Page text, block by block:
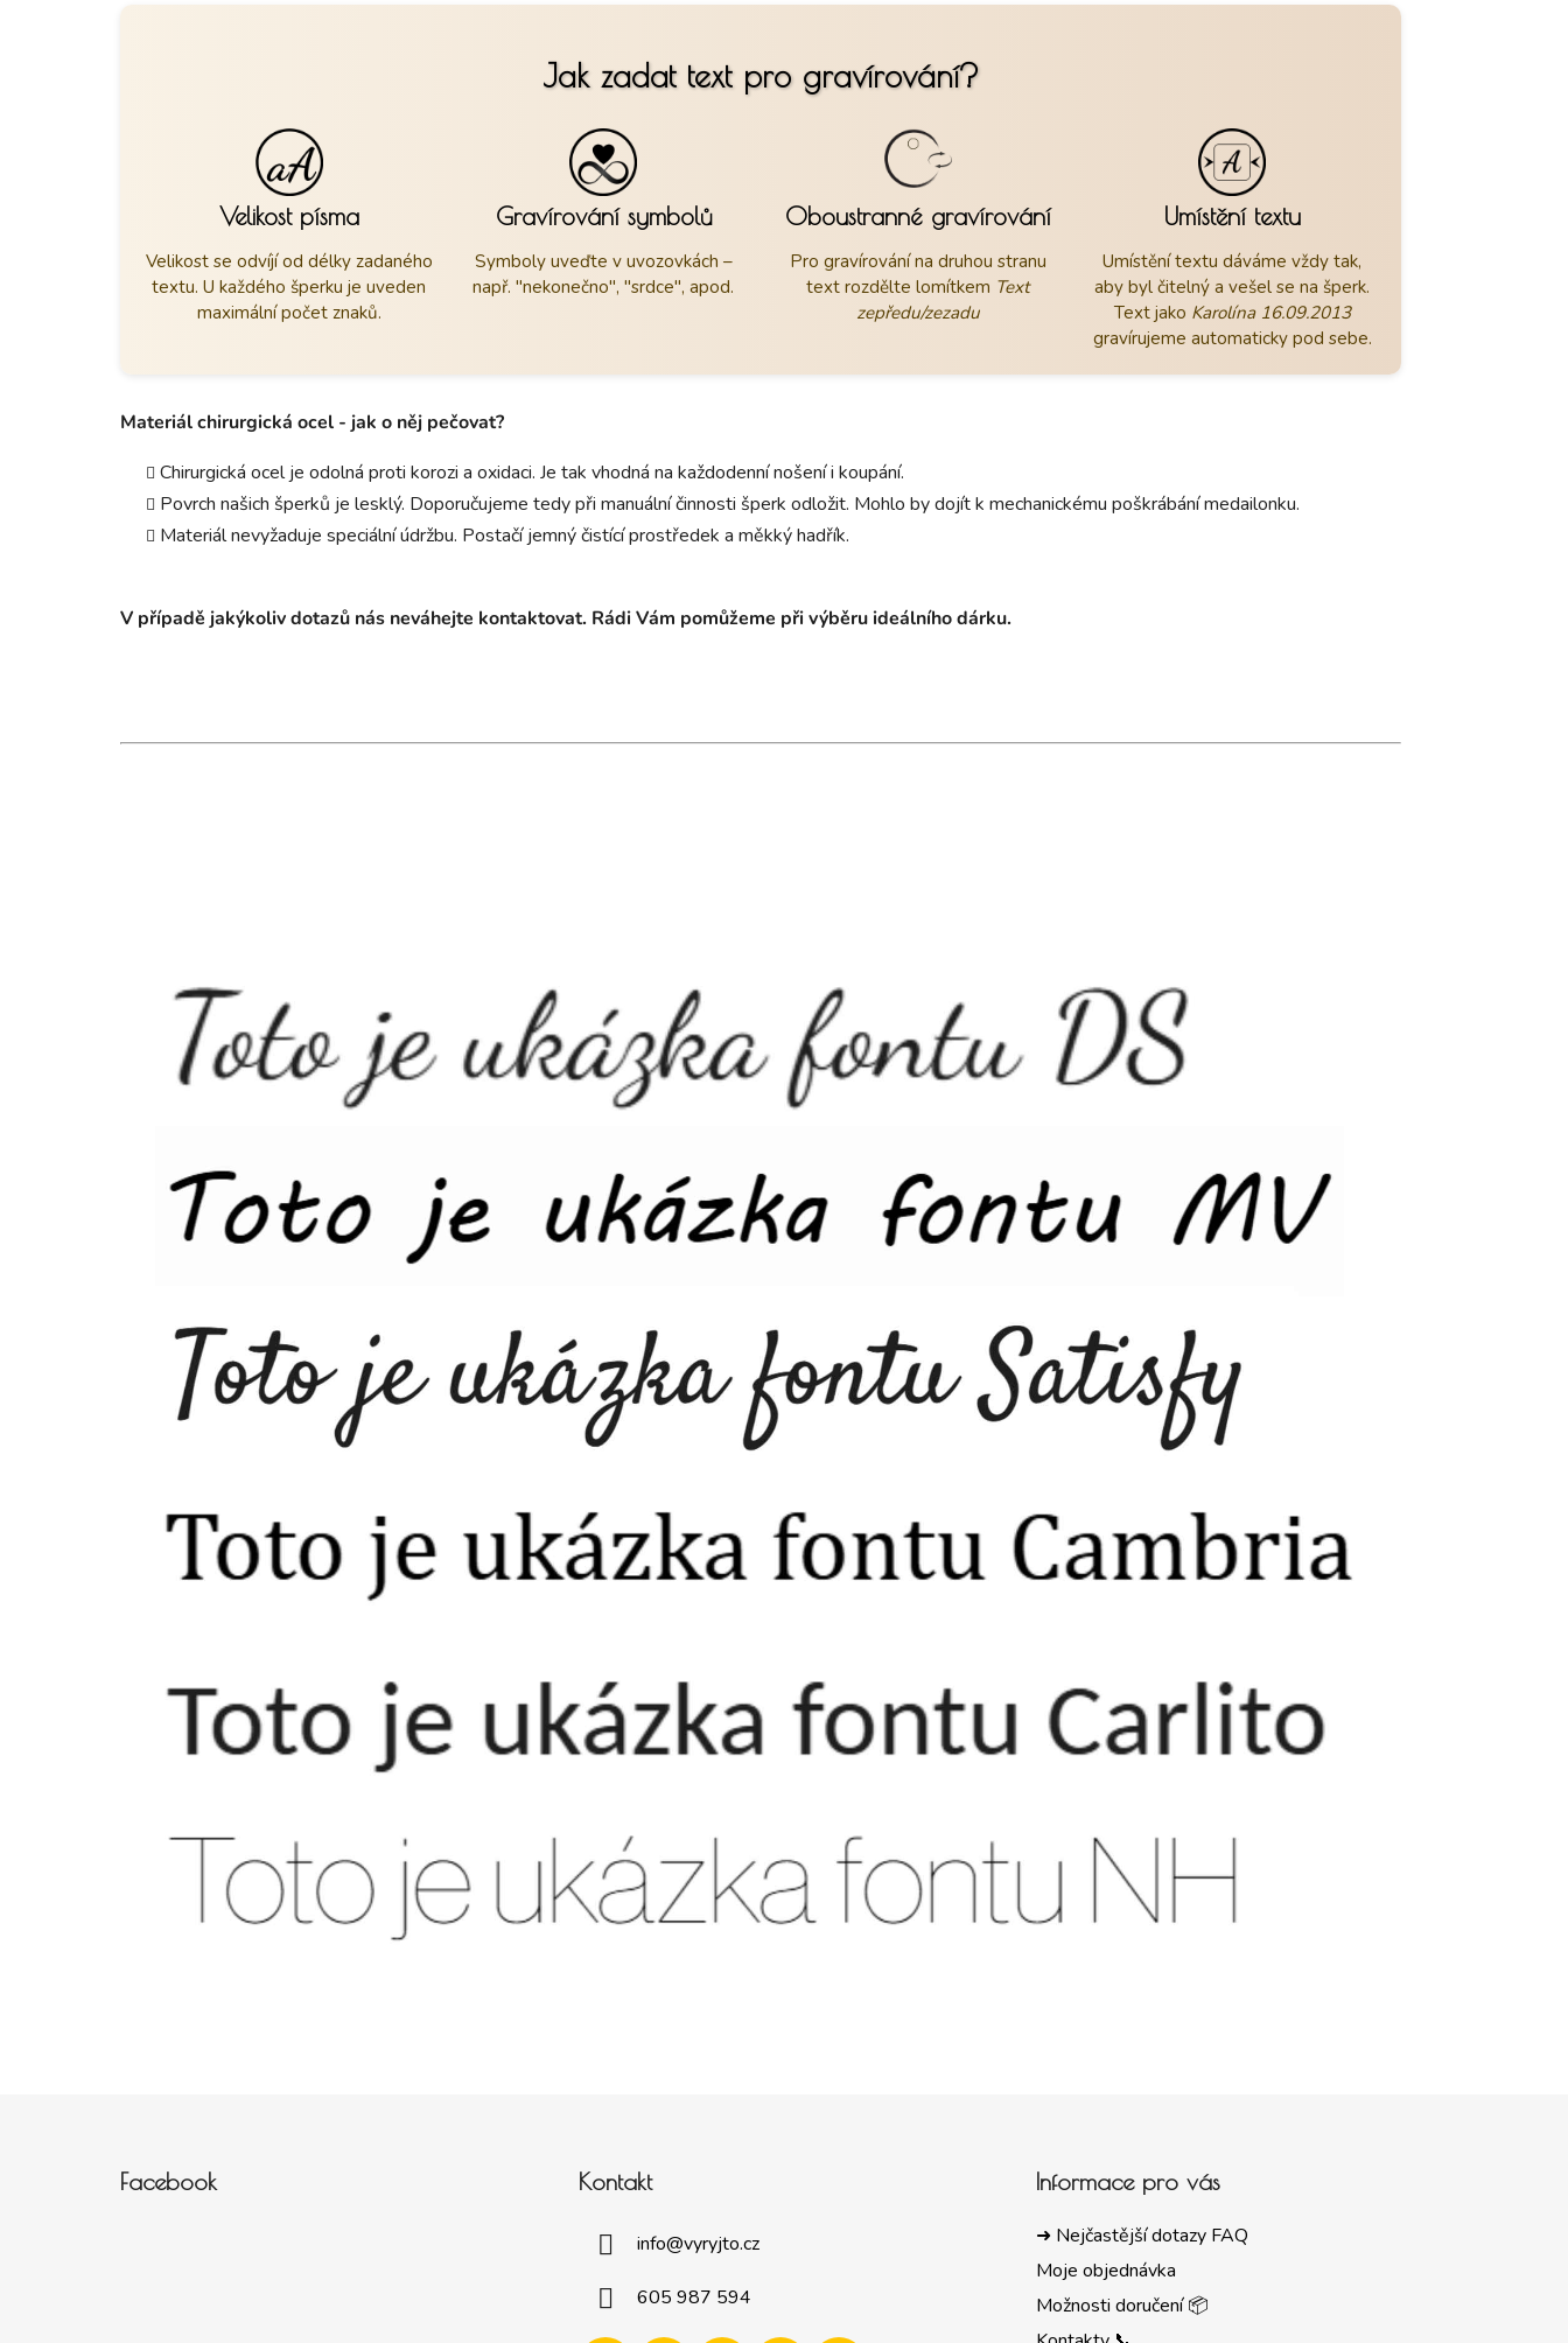
Jak zadat text pro gravírování?
Velikost písma
Velikost se odvíjí od délky zadaného
textu. U každého šperku je uveden
maximální počet znaků.
Gravírování symbolů
Symboly uveďte v uvozovkách –
např. "nekonečno", "srdce", apod.
Oboustranné gravírování
Pro gravírování na druhou stranu
text rozdělte lomítkem Text
zepředu/zezadu
Umístění textu
Umístění textu dáváme vždy tak,
aby byl čitelný a vešel se na šperk.
Text jako Karolína 16.09.2013
gravírujeme automaticky pod sebe.
Materiál chirurgická ocel - jak o něj pečovat?
Chirurgická ocel je odolná proti korozi a oxidaci. Je tak vhodná na každodenní nošení i koupání.
Povrch našich šperků je lesklý. Doporučujeme tedy při manuální činnosti šperk odložit. Mohlo by dojít k mechanickému poškrábání medailonku.
Materiál nevyžaduje speciální údržbu. Postačí jemný čistící prostředek a měkký hadřík.
V případě jakýkoliv dotazů nás neváhejte kontaktovat. Rádi Vám pomůžeme při výběru ideálního dárku.
Facebook Kontakt
info@vyryjto.cz
605 987 594
Informace pro vás
➜ Nejčastější dotazy FAQ
Moje objednávka
Možnosti doručení 📦